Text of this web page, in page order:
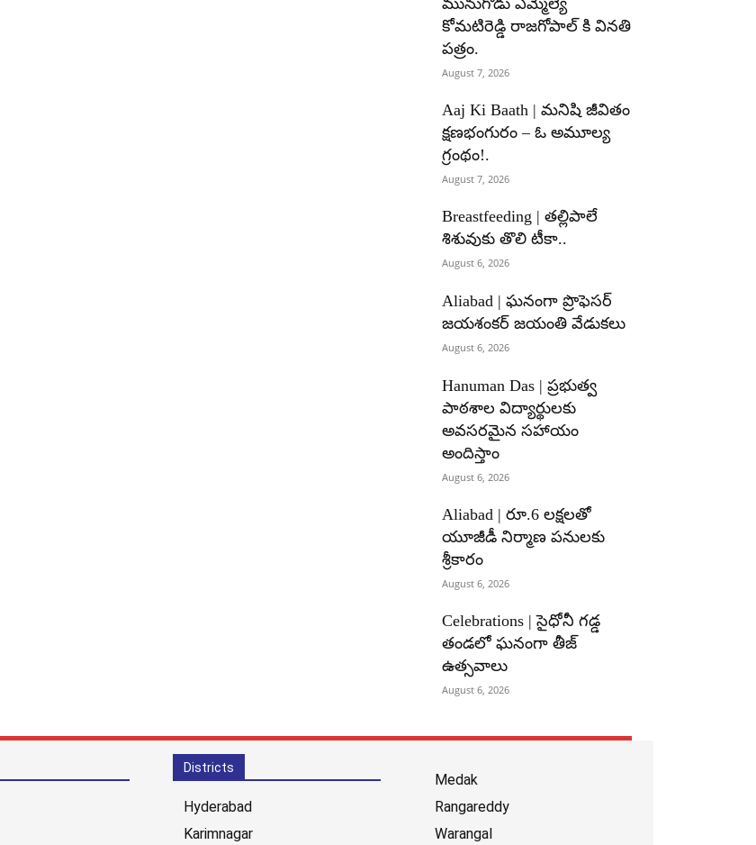
కోమటిరెడ్డి రాజగోపాల్ కి వినతి
పత్రం.
August 7, 2026
Aaj Ki Baath | మనిషి జీవితం
క్షణభంగురం – ఓ అమూల్య
గ్రంథం!.
August 7, 2026
Breastfeeding | తల్లిపాలే
శిశువుకు తొలి టీకా..
August 6, 2026
Aliabad | ఘనంగా ప్రొఫెసర్
జయశంకర్ జయంతి వేడుకలు
August 6, 2026
Hanuman Das | ప్రభుత్వ
పాఠశాల విద్యార్థులకు
అవసరమైన సహాయం
అందిస్తాం
August 6, 2026
Aliabad | రూ.6 లక్షలతో
యూజీడీ నిర్మాణ పనులకు
శ్రీకారం
August 6, 2026
Celebrations | సైధోనీ గడ్డ
తండలో ఘనంగా తీజ్
ఉత్సవాలు
August 6, 2026
Districts
Hyderabad
Karimnagar
Medak
Rangareddy
Warangal